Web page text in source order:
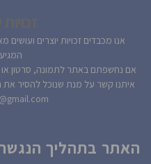
אנו מכבדים זכויות יוצרים
אם נחשפתם באתר לתמונה, סרטון או
איתנו קשר על מנת שנוכל להסיר את
האתר בתהליך הנגשה